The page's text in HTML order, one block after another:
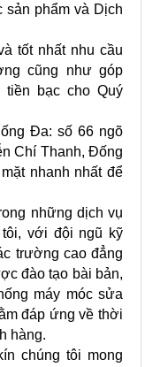
sản phẩm và Dịch
tốt nhất nhu cầu
cũng như góp
bạc cho Quý
Đa: số 66 ngõ
Chí Thanh, Đống
nhanh nhất để
những dịch vụ
với đội ngũ kỹ
trường cao đẳng
đào tạo bài bản,
máy móc sửa
đáp ứng về thời
hàng.
chúng tôi mong